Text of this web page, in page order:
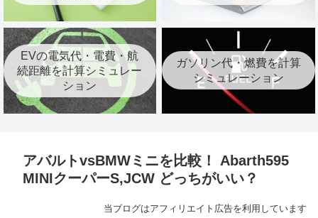
EVの電気代・電費・航
続距離を計算シミュレー
ション
ガソリン代・燃費を計算
シミュレーション
アバルトvsBMWミニを比較！ Abarth595
MINIクーパーS,JCW どっちがいい？
当ブログはアフィリエイト広告を利用しています